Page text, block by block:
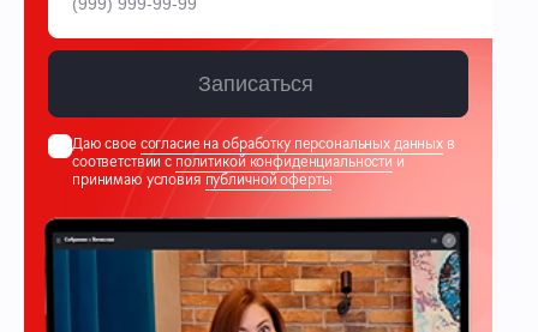
Записаться
Даю свое согласие на обработку персональных данных в
соответствии сполитикой конфиденциальностии
принимаю условияпубличной оферты